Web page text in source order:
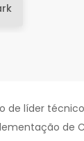
de líder
de